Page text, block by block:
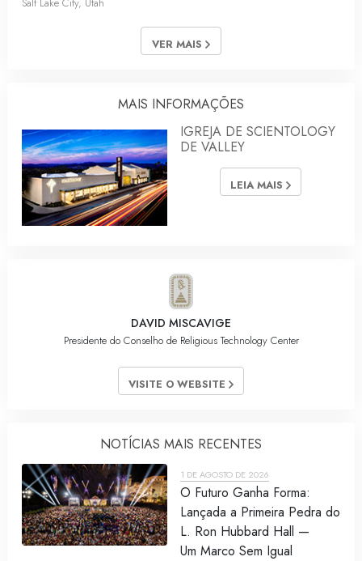
Salt Lake City, Utah
VER MAIS
MAIS INFORMAÇÕES
IGREJA DE SCIENTOLOGY
DE VALLEY
LEIA MAIS
DAVID MISCAVIGE
Presidente do Conselho de Religious Technology Center
VISITE O WEBSITE
NOTÍCIAS MAIS RECENTES
1 DE AGOSTO DE 2026
O Futuro Ganha Forma:
Lançada a Primeira Pedra do
L. Ron Hubbard Hall —
Um Marco Sem Igual